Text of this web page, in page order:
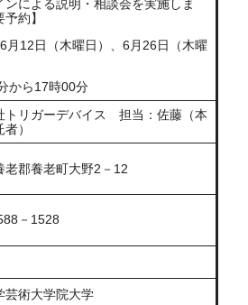
ンによる説明・相談会を実施しま
約】
月12日（木曜日）、6月26日（木曜
から17時00分
トリガーデバイス 担当：佐藤（本
）
老郡養老町大野2－12
－1528
芸術大学院大学